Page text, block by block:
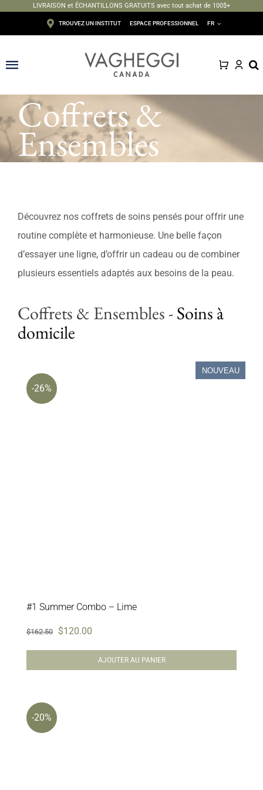
LIVRAISON et ÉCHANTILLONS GRATUITS avec tout achat de 100$+
TROUVEZ UN INSTITUT ESPACE PROFESSIONNEL FR
Toggle
Navigation
Visage
Corps
Solaire
Éditions limitées
Coffrets &
Ensembles
Découvrez nos coffrets de soins pensés pour offrir une
routine complète et harmonieuse. Une belle façon
d’essayer une ligne, d’offrir un cadeau ou de combiner
plusieurs essentiels adaptés aux besoins de la peau.
Coffrets & Ensembles -Soins à
domicile
-26%
NOUVEAU
#1 Summer Combo – Lime
$162.50
Le
prix
initial
$120.00
prix
actuel
AJOUTER AU PANIER
-20%